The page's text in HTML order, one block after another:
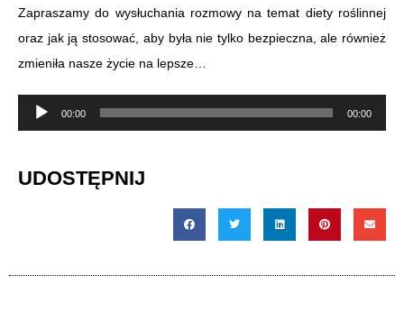
Zapraszamy do wysłuchania rozmowy na temat diety roślinnej
oraz jak ją stosować, aby była nie tylko bezpieczna, ale również
zmieniła nasze życie na lepsze…
Odtwarzacz
plików
00:00 00:00
UDOSTĘPNIJ